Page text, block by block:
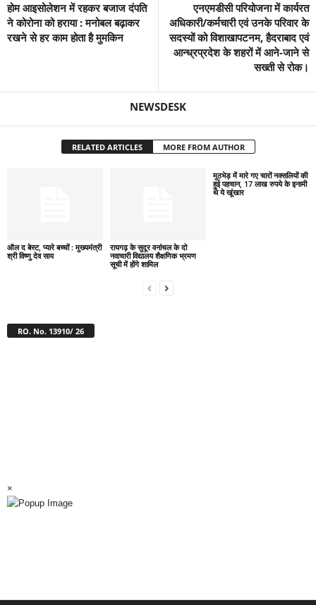
होम आइसोलेशन में रहकर बजाज दंपति
ने कोरोना को हराया : मनोबल बढ़ाकर
रखने से हर काम होता है मुमकिन
एनएमडीसी परियोजना में कार्यरत
अधिकारी/कर्मचारी एवं उनके परिवार के
सदस्यों को विशाखापटनम, हैदराबाद एवं
आन्ध्रप्रदेश के शहरों में आने-जाने से
सख्ती से रोक।
NEWSDESK
RELATED ARTICLES MORE FROM AUTHOR
ऑल द बेस्ट, प्यारे बच्चों : मुख्यमंत्री
श्री विष्णु देव साय
रायगढ़ के सुदूर वनांचल के दो
नवाचारी विद्यालय शैक्षणिक भ्रमण
सूची में होंगे शामिल
मुठभेड़ में मारे गए चारों नक्सलियों की
हुई पहचान, 17 लाख रुपये के इनामी
थे ये खूंखार
RO. No. 13910/ 26
×